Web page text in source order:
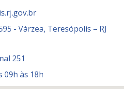
- Várzea, Teresópolis – RJ
251
09h às 18h